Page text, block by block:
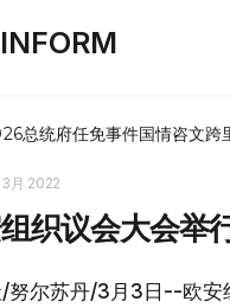
总统府任免事件国情咨文跨
3月 2022
织议会大会举
努尔苏丹/3月3日--欧安